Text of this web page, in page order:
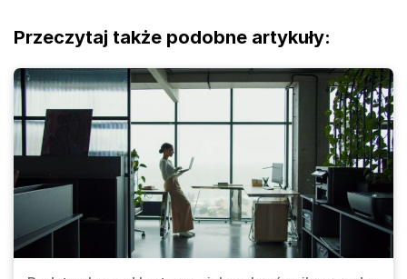
Przeczytaj także podobne artykuły: